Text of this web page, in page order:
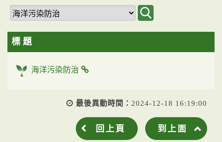
標 題
海洋污染防治
最後異動時間： 2024-12-18 16:19:00
回上頁 到上面